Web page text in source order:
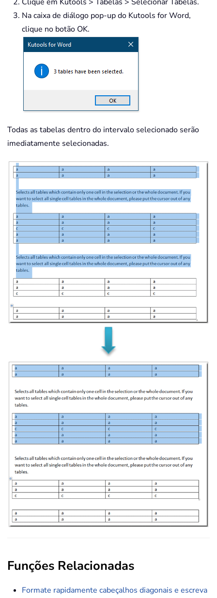
Na caixa de diálogo pop-up do Kutools for Word,
clique no botão OK.
Todas as tabelas dentro do intervalo selecionado serão
imediatamente selecionadas.
Funções Relacionadas
Formate rapidamente cabeçalhos diagonais e escreva